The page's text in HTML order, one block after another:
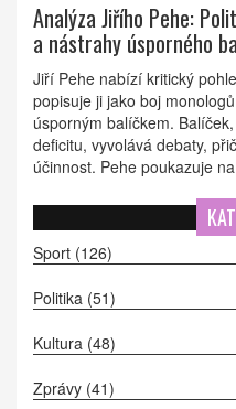
Analýza Jiřího Pehe:
a nástrahy úsporného
Jiří Pehe nabízí kritický
popisuje ji jako boj
úsporným balíčkem.
deficitu, vyvolává debaty,
účinnost. Pehe poukazuje
neprospívá obnově
Sport (126)
Politika (51)
Kultura (48)
Zprávy (41)